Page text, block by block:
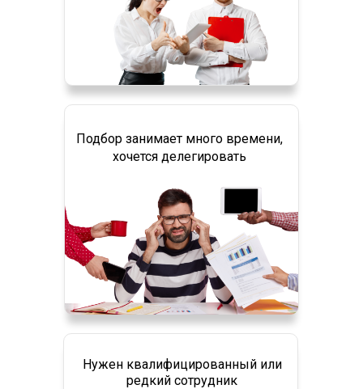
Подбор занимает много времени,
хочется делегировать
Нужен квалифицированный или
редкий сотрудник